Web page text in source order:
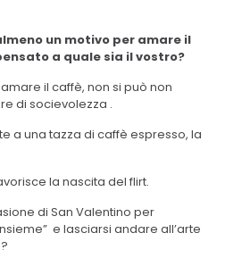
un motivo per amare il
a quale sia il vostro?
il caffè, non si può non
di socievolezza .
a una tazza di caffè espresso, la
la nascita del flirt.
di San Valentino per
e lasciarsi andare all’arte